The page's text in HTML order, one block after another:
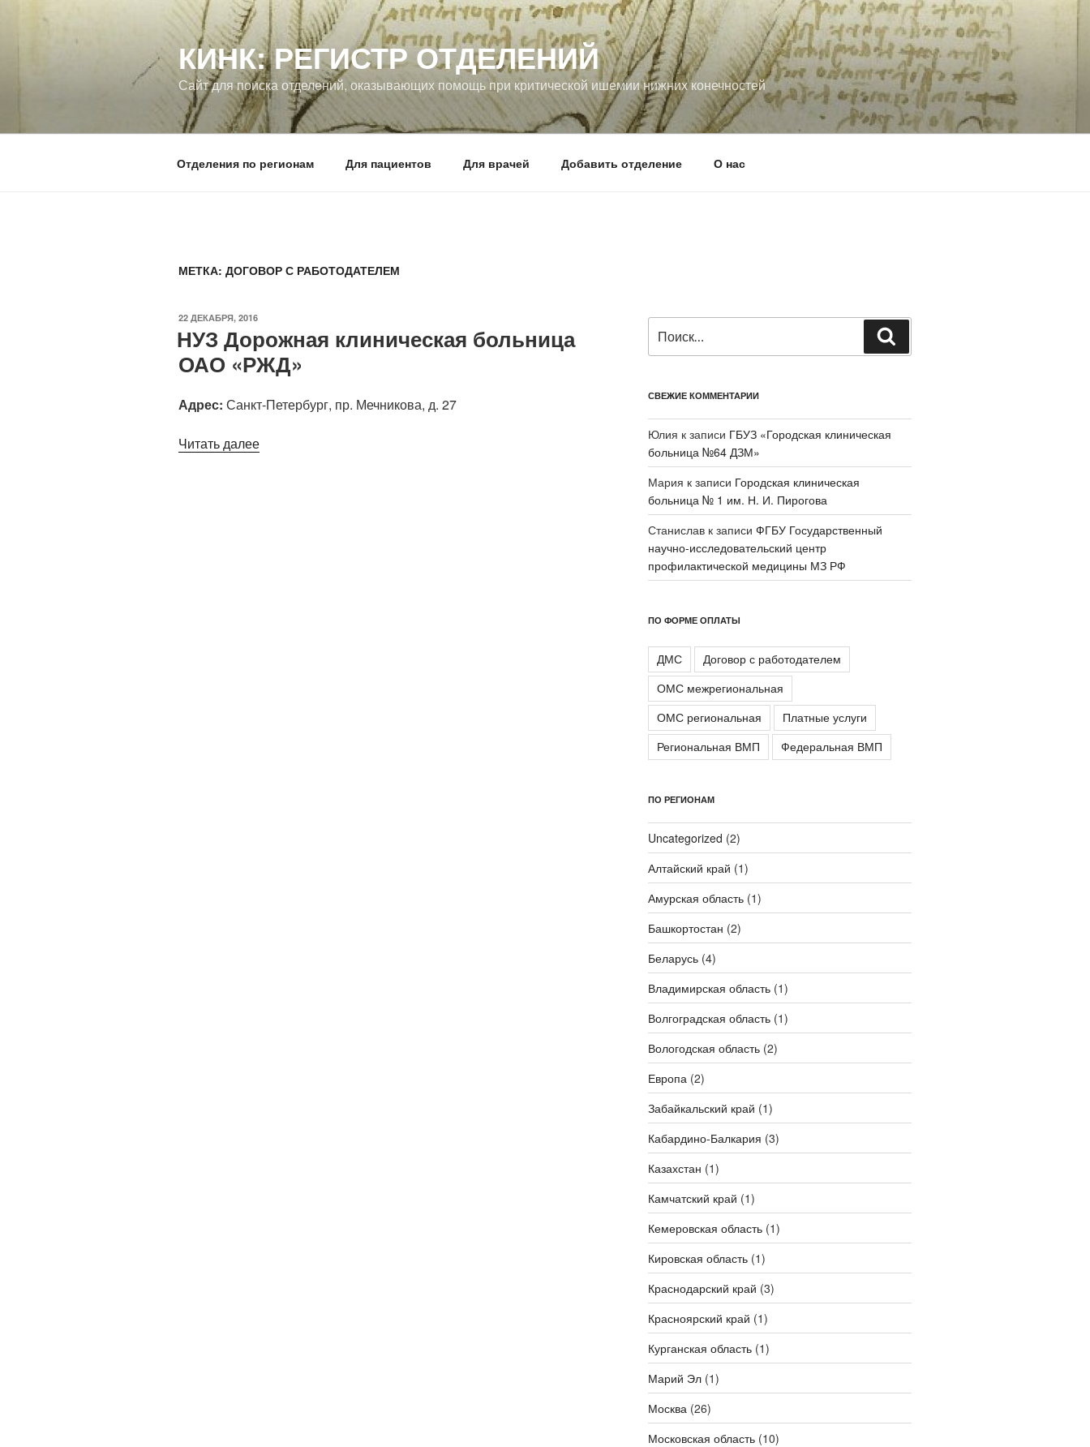
содержимому
КИНК: РЕГИСТР ОТДЕЛЕНИЙ
Сайт для поиска отделений, оказывающих помощь при критической ишемии нижних конечностей
Отделения по регионам Для пациентов Для врачей Добавить отделение О нас
МЕТКА: ДОГОВОР С РАБОТОДАТЕЛЕМ
ОПУБЛИКОВАНО
22 ДЕКАБРЯ, 2016
НУЗ Дорожная клиническая больница
ОАО «РЖД»
Адрес: Санкт-Петербург, пр. Мечникова, д. 27
Читать далее«НУЗ
СВЕЖИЕ КОММЕНТАРИИ
Юлия к записи ГБУЗ «Городская клиническая
больница №64 ДЗМ»
Мария к записи Городская клиническая
больница № 1 им. Н. И. Пирогова
Станиславк записи ФГБУ Государственный
научно-исследовательский центр
профилактической медицины МЗ РФ
ПО ФОРМЕ ОПЛАТЫ
ДМС
Договор с работодателем
ОМС межрегиональная
ОМС региональная
Платные услуги
Региональная ВМП
Федеральная ВМП
ПО РЕГИОНАМ
Uncategorized (2)
Алтайский край (1)
Амурская область(1)
Башкортостан (2)
Беларусь(4)
Владимирская область(1)
Волгоградская область(1)
Вологодская область(2)
Европа (2)
Забайкальский край (1)
Кабардино-Балкария (3)
Казахстан (1)
Камчатский край (1)
Кемеровская область(1)
Кировская область(1)
Краснодарский край (3)
Красноярский край (1)
Курганская область(1)
Марий Эл(1)
Москва (26)
Московская область(10)